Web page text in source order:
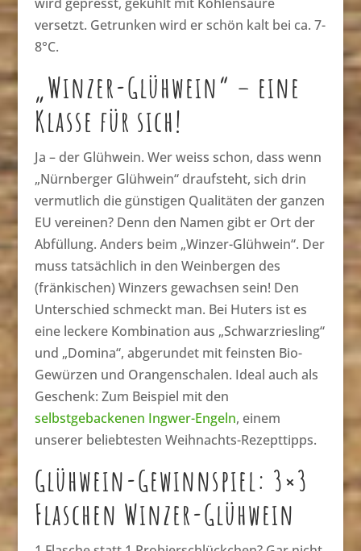
wird gepresst, gekühlt mit Kohlensäure
versetzt. Getrunken wird er schön kalt bei ca. 7-
8°C.
„Winzer-Glühwein“ – eine
Klasse für sich!
Ja – der Glühwein. Wer weiss schon, dass wenn
„Nürnberger Glühwein“ draufsteht, sich drin
vermutlich die günstigen Qualitäten der ganzen
EU vereinen? Denn den Namen gibt er Ort der
Abfüllung. Anders beim „Winzer-Glühwein“. Der
muss tatsächlich in den Weinbergen des
(fränkischen) Winzers gewachsen sein! Den
Unterschied schmeckt man. Bei Huters ist es
eine leckere Kombination aus „Schwarzriesling“
und „Domina“, abgerundet mit feinsten Bio-
Gewürzen und Orangenschalen. Ideal auch als
Geschenk: Zum Beispiel mit den
selbstgebackenen Ingwer-Engeln, einem
unserer beliebtesten Weihnachts-Rezepttipps.
Glühwein-Gewinnspiel: 3×3
Flaschen Winzer-Glühwein